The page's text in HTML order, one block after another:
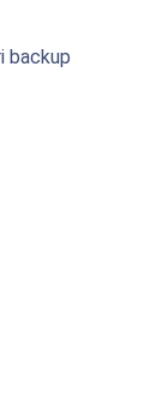
backup